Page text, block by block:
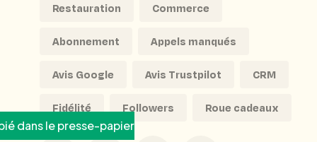
Restauration Commerce
Abonnement Appels manqués
Avis Google Avis Trustpilot CRM
Fidélité Followers
Roue cadeaux
dans le presse-papier